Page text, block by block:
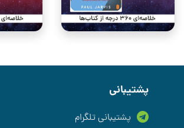
پشتیبانی
پشتیبانی تلگرام